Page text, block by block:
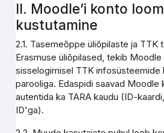
II. Moodle’i konto
kustutamine
2.1. Tasemeõppe üliõpilaste ja TTK
Erasmuse üliõpilased, tekib
sisselogimisel TTK infosüsteemide
parooliga. Edaspidi saavad Moodle
autentida ka TARA kaudu (ID-
ID'ga).